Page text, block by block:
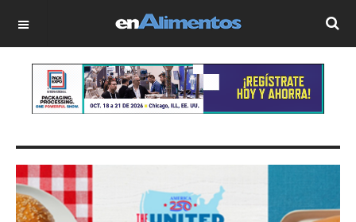
OFF CANVAS